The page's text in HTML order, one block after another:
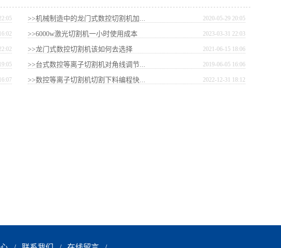
>>机械制造中的龙门式数控切割机加... 2020-05-29 20:05
>>6000w激光切割机一小时使用成本 2023-03-31 22:03
>>龙门式数控切割机该如何去选择 2021-06-15 18:06
>>台式数控等离子切割机对角线调节... 2019-06-05 16:06
>>数控等离子切割机切割下料编程快... 2022-12-31 18:12